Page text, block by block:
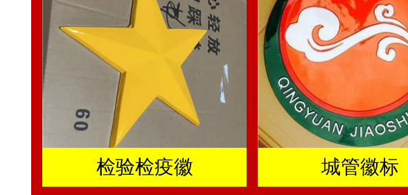
检验检疫徽 城管徽标